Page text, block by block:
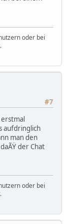
oder bei
#7
aufdringlich
man den
der Chat
oder bei